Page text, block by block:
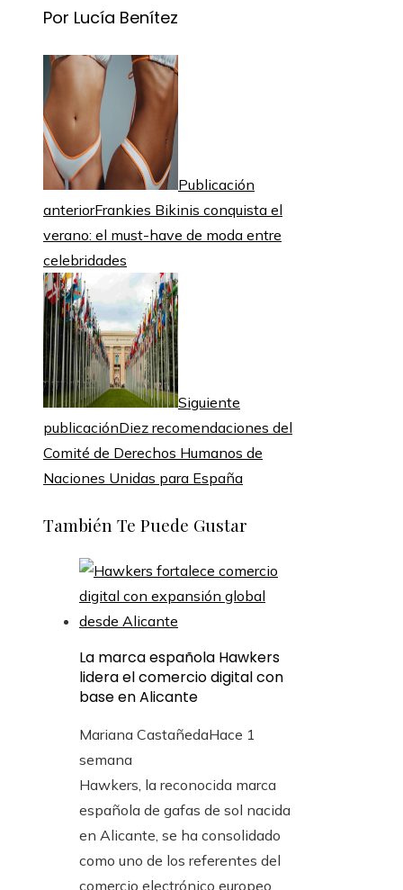
Por Lucía Benítez
Publicación
anteriorFrankies Bikinis conquista el
verano: el must-have de moda entre
celebridades
Siguiente
publicaciónDiez recomendaciones del
Comité de Derechos Humanos de
Naciones Unidas para España
También Te Puede Gustar
La marca española Hawkers
lidera el comercio digital con
base en Alicante
Mariana CastañedaHace 1
semana
Hawkers, la reconocida marca
española de gafas de sol nacida
en Alicante, se ha consolidado
como uno de los referentes del
comercio electrónico europeo